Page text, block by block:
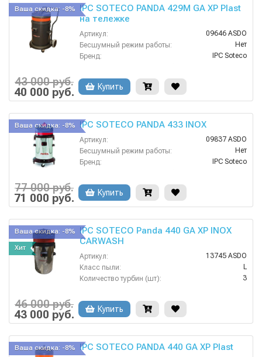
Ваша скидка: -8%
IPC SOTECO PANDA 429M GA XP Plast
на тележке
Артикул:
09646 ASDO
Бесшумный режим работы:
Нет
Бренд:
IPC Soteco
Всасывающий шланг (м):
Защита от перелива воды:
43 000 руб.
40 000 руб. Купить
Ваша скидка: -8% IPC SOTECO PANDA 433 INOX
Артикул:
09837 ASDO
Бесшумный режим работы:
Нет
Бренд:
IPC Soteco
Всасывающий шланг (м):
Защита от перелива воды:
77 000 руб.
71 000 руб. Купить
Ваша скидка: -8%
Хит
IPC SOTECO Panda 440 GA XP INOX
CARWASH
Артикул:
13745 ASDO
Класс пыли:
L
Количество турбин (шт):
3
HEPA фильтр в комплекте:
Возможность подключения электрощетки:
46 000 руб.
43 000 руб. Купить
Ваша скидка: -8% IPC SOTECO PANDA 440 GA XP Plast